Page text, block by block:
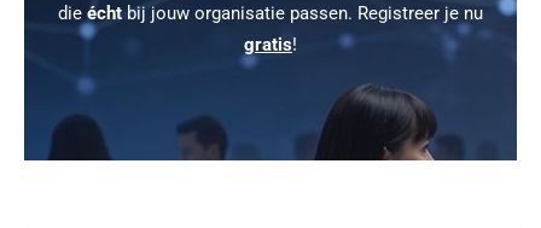
die écht bij jouw organisatie passen. Registreer je nu
gratis!